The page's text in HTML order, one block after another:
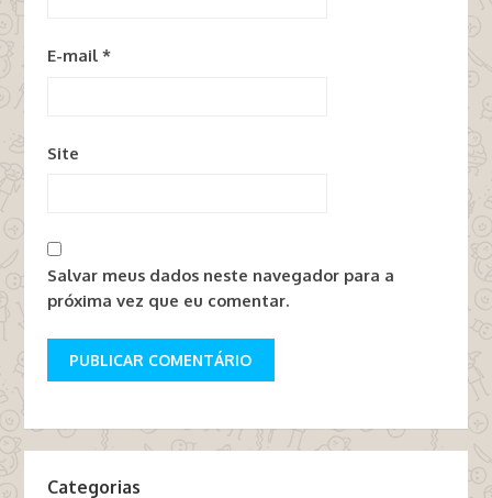
E-mail *
Site
Salvar meus dados neste navegador para a
próxima vez que eu comentar.
Categorias